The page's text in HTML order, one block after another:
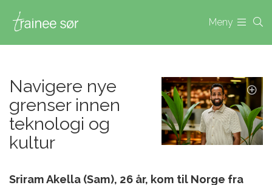
Meny
Navigere nye
grenser innen
teknologi og
kultur
Sriram Akella (Sam), 26 år, kom til Norge fra